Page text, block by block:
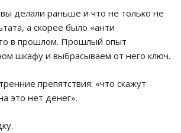
делали раньше и что не только не
а скорее было «анти
в прошлом. Прошлый опыт
шкафу и выбрасываем от него ключ.
препятствия: «что скажут
это нет денег».